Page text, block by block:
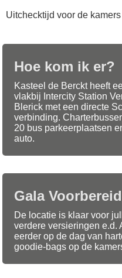
Uitchecktijd voor de
Hoe kom ik er?
Kasteel de Berckt heeft
vlakbij Intercity Station
Blerick met een directe
verbinding.
20 bus parkeerplaatsen
auto.
Gala
De locatie is klaar voor
verdere versieringen e.d.
eerder op de dag van
goodie-bags op de